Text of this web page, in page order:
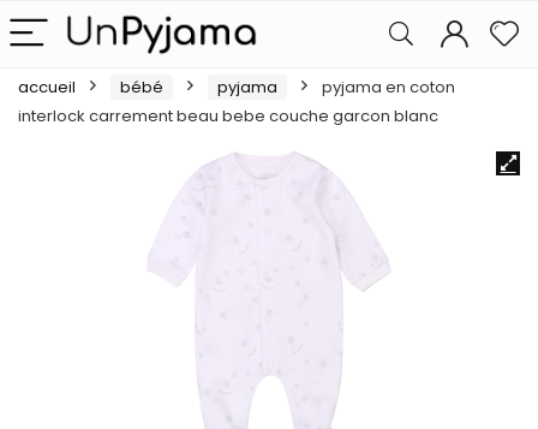
accueil bébé pyjama
pyjama en coton
interlock carrement beau bebe couche garcon blanc